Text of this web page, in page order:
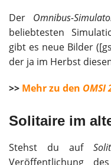
Der Omnibus-
beliebtesten
gibt es neue Bilder
der ja im Herbst
>> Mehr zu den OMSI
Solitaire im
Stehst du auf
Veröffentlichung